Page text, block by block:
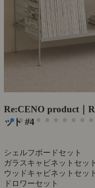
Re:CENO product｜
ット #4
シェルフボードセット
ガラスキャビネットセット
ウッドキャビネットセット
ドロワーセット